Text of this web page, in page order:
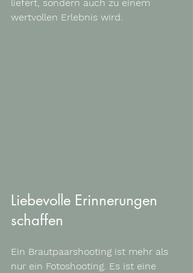
liefert, sondern auch zu einem
wertvollen Erlebnis wird.
Liebevolle Erinnerungen
schaffen
Ein Brautpaarshooting ist mehr als
nur ein Fotoshooting. Es ist eine